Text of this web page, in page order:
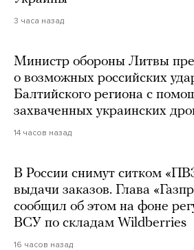
3 часа назад
Министр обороны Литвы
о возможных российских
Балтийского региона с
захваченных украинских
14 часов назад
В России снимут ситком
выдачи заказов. Глава
сообщил об этом на фоне
ВСУ по складам Wildberries
16 часов назад